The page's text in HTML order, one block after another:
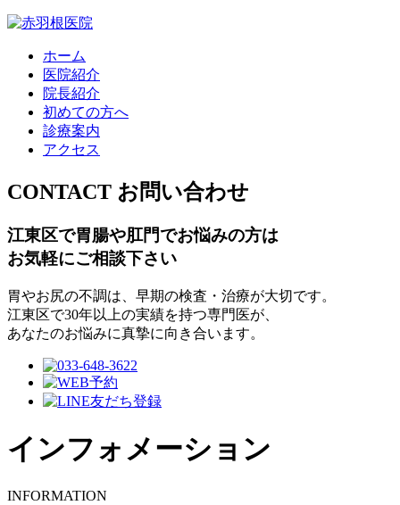
ホーム
医院紹介
院長紹介
初めての方へ
診療案内
アクセス
CONTACT お問い合わせ
江東区で胃腸や肛門でお悩みの方は
お気軽にご相談下さい
胃やお尻の不調は、早期の検査・治療が大切です。
江東区で30年以上の実績を持つ専門医が、
あなたのお悩みに真摯に向き合います。
インフォメーション
INFORMATION